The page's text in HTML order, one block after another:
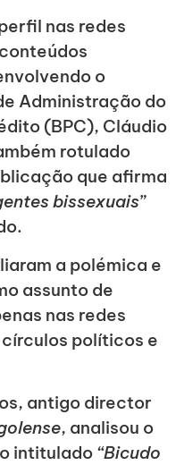
nas redes
o
Administração do
(BPC), Cláudio
rotulado
que afirma
bissexuais”
a polémica e
assunto de
nas redes
políticos e
antigo director
, analisou o
intitulado “Bicudo